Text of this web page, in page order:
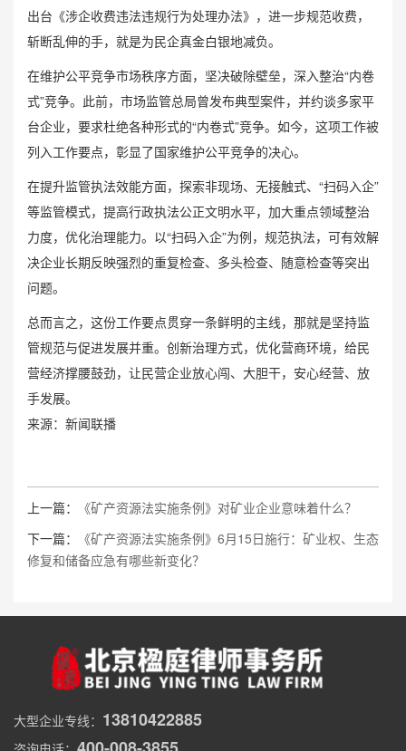
出台《涉企收费违法违规行为处理办法》，进一步规范收费，
斩断乱伸的手，就是为民企真金白银地减负。
在维护公平竞争市场秩序方面，坚决破除壁垒，深入整治“内卷
式”竞争。此前，市场监管总局曾发布典型案件，并约谈多家平
台企业，要求杜绝各种形式的“内卷式”竞争。如今，这项工作被
列入工作要点，彰显了国家维护公平竞争的决心。
在提升监管执法效能方面，探索非现场、无接触式、“扫码入企”
等监管模式，提高行政执法公正文明水平，加大重点领域整治
力度，优化治理能力。以“扫码入企”为例，规范执法，可有效解
决企业长期反映强烈的重复检查、多头检查、随意检查等突出
问题。
总而言之，这份工作要点贯穿一条鲜明的主线，那就是坚持监
管规范与促进发展并重。创新治理方式，优化营商环境，给民
营经济撑腰鼓劲，让民营企业放心闯、大胆干，安心经营、放
手发展。
来源：新闻联播
上一篇：
《矿产资源法实施条例》对矿业企业意味着什么？
下一篇：
《矿产资源法实施条例》6月15日施行：矿业权、生态
修复和储备应急有哪些新变化？
大型企业专线： 13810422885